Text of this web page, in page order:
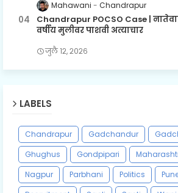
Mahawani Chandrapur
Chandrapur POCSO Case |
वर्षीय मुलीवर पाशवी अत्याचार
जुलै १२, २०२६
LABELS
Chandrapur Gadchandur
Ghughus
Gondpipari
Nagpur
Parbhani Politics